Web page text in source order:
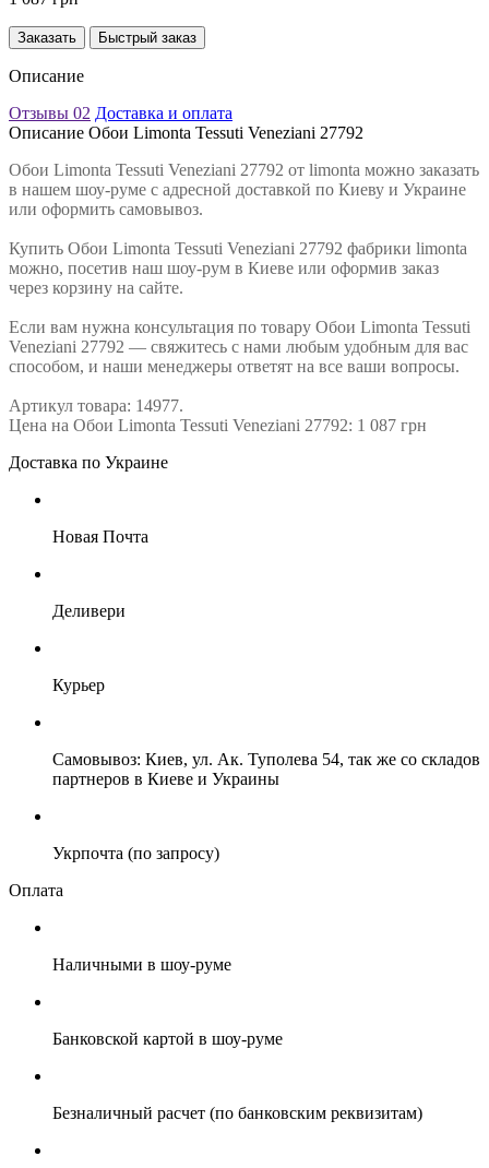
Заказать Быстрый заказ
Описание
Отзывы 02 Доставка и оплата
Описание Обои Limonta Tessuti Veneziani 27792
Обои Limonta Tessuti Veneziani 27792 от limonta можно заказать
в нашем шоу-руме с адресной доставкой по Киеву и Украине
или оформить самовывоз.
Купить Обои Limonta Tessuti Veneziani 27792 фабрики limonta
можно, посетив наш шоу-рум в Киеве или оформив заказ
через корзину на сайте.
Если вам нужна консультация по товару Обои Limonta Tessuti
Veneziani 27792 — свяжитесь с нами любым удобным для вас
способом, и наши менеджеры ответят на все ваши вопросы.
Артикул товара: 14977.
Цена на Обои Limonta Tessuti Veneziani 27792: 1 087 грн
Доставка по Украине
Новая Почта
Деливери
Курьер
Самовывоз: Киев, ул. Ак. Туполева 54, так же со складов
партнеров в Киеве и Украины
Укрпочта (по запросу)
Оплата
Наличными в шоу-руме
Банковской картой в шоу-руме
Безналичный расчет (по банковским реквизитам)